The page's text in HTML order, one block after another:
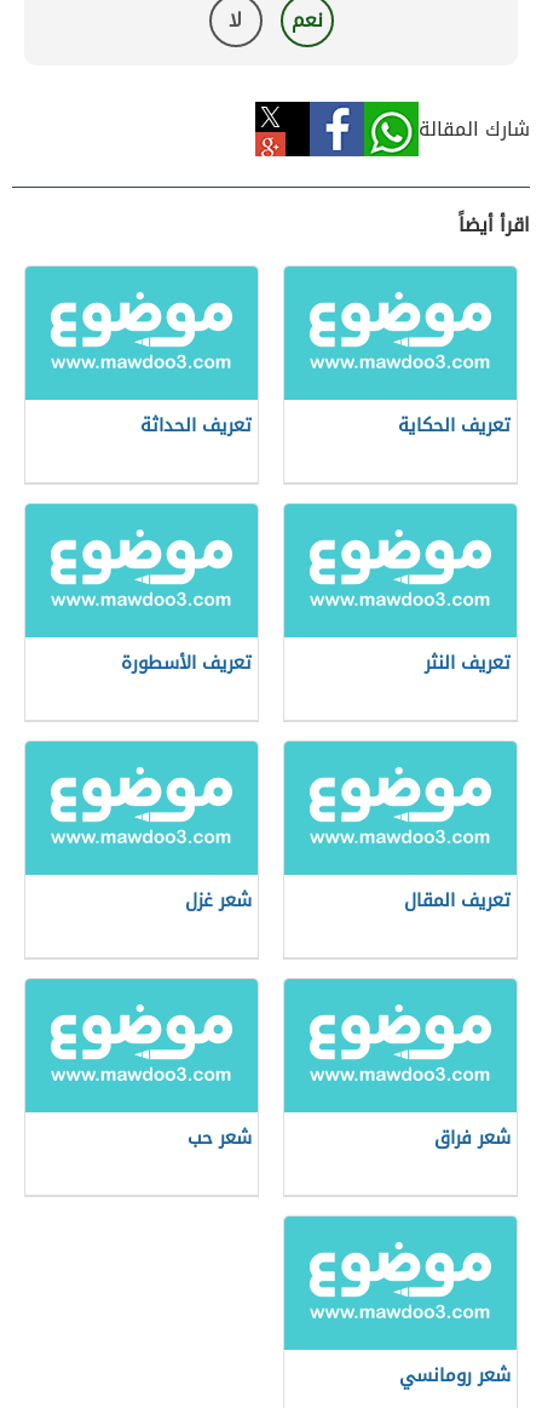
نعم لا
شارك المقالة
اقرأ أيضاً
تعريف الحكاية تعريف الحداثة
تعريف النثر تعريف الأسطورة
تعريف المقال شعر غزل
شعر فراق شعر حب
شعر رومانسي